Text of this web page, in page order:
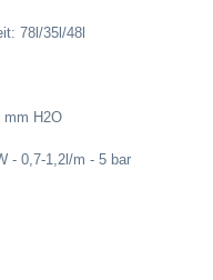
78l/35l/48l
mm H2O
- 0,7-1,2l/m - 5 bar